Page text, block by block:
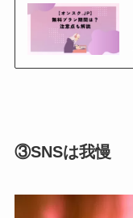
③SNSは我慢